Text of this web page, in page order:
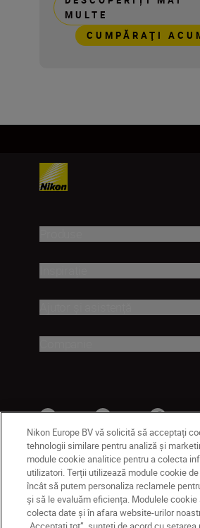
MULTE
CUMPĂRAŢI
MD Nikon Sites
Contactaţi-ne
Politică de
Termeni de utilizare
Nikon Europe BV vă solicită să acceptați
tehnologii similare pentru analiză și
module cookie analitice pentru a colecta
utilizatori. Terții utilizează module cookie
încât să putem personaliza reclamele
și să le evaluăm eficiența. Modulele
colecta date și în afara website-urilor